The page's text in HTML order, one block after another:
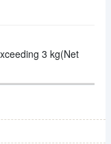
3 kg(Net